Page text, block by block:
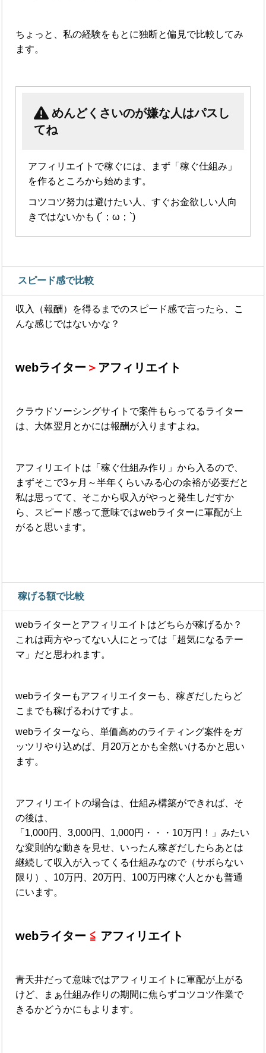
ちょっと、私の経験をもとに独断と偏見で比較してみ
ます。
めんどくさいのが嫌な人はパスし
てね
アフィリエイトで稼ぐには、まず「稼ぐ仕組み」
を作るところから始めます。
コツコツ努力は避けたい人、すぐお金欲しい人向
きではないかも (´；ω；`)
スピード感で比較
収入（報酬）を得るまでのスピード感で言ったら、こ
んな感じではないかな？
webライター ＞ アフィリエイト
クラウドソーシングサイトで案件もらってるライター
は、大体翌月とかには報酬が入りますよね。
アフィリエイトは「稼ぐ仕組み作り」から入るので、
まずそこで3ヶ月～半年くらいみる心の余裕が必要だと
私は思ってて、そこから収入がやっと発生しだすか
ら、スピード感って意味ではwebライターに軍配が上
がると思います。
稼げる額で比較
webライターとアフィリエイトはどちらが稼げるか？
これは両方やってない人にとっては「超気になるテー
マ」だと思われます。
webライターもアフィリエイターも、稼ぎだしたらど
こまでも稼げるわけですよ。
webライターなら、単価高めのライティング案件をガ
ッツリやり込めば、月20万とかも全然いけるかと思い
ます。
アフィリエイトの場合は、仕組み構築ができれば、そ
の後は、
「1,000円、3,000円、1,000円・・・10万円！」みたい
な変則的な動きを見せ、いったん稼ぎだしたらあとは
継続して収入が入ってくる仕組みなので（サボらない
限り）、10万円、20万円、100万円稼ぐ人とかも普通
にいます。
webライター≦ アフィリエイト
青天井だって意味ではアフィリエイトに軍配が上がる
けど、まぁ仕組み作りの期間に焦らずコツコツ作業で
きるかどうかにもよります。